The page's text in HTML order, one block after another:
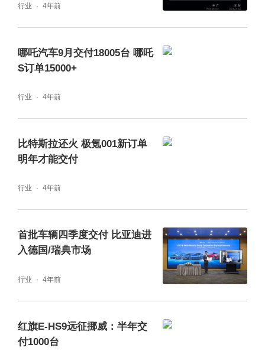
行业 4年前
哪吒汽车9月交付18005台 哪吒
S订单15000+
行业 4年前
比特斯拉还火 极氪001新订单
明年才能交付
行业 4年前
首批车辆四季度交付 ​比亚迪进
入德国/瑞典市场
行业 4年前
红旗E-HS9远征挪威：半年交
付1000台